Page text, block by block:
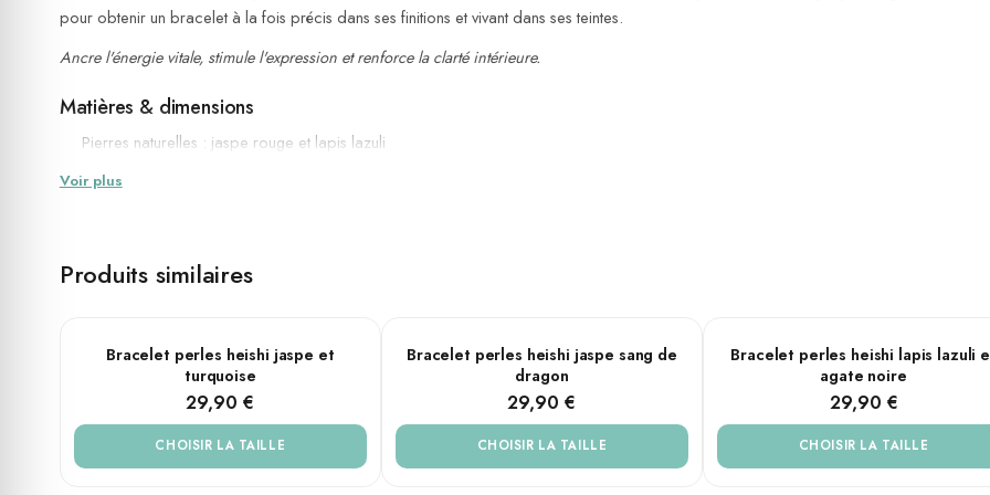
pour obtenir un bracelet à la fois précis dans ses finitions et vivant dans ses teintes.
Ancre l'énergie vitale, stimule l'expression et renforce la clarté intérieure.
Matières & dimensions
Pierres naturelles : jaspe rouge et lapis lazuli
Perles heishi rondes — diamètre 6 mm
Fait main
Propriétés & symbolique
jaspe rougeest une pierre de terre et de feu. Associé au chakra racine, il est reconnu pour son énergie stabilisatrice : il aide à
constante et à traverser les périodes d'effort avec endurance. Sa teinte rouge profond, striée de nuances ocre et brun, rappelle la
recentrer.
Voir plus
Produits similaires
PLUSIEURS TAILLES
Bracelet perles heishi jaspe et
turquoise
29,90 €
CHOISIR LA TAILLE
PLUSIEURS TAILLES
Bracelet perles heishi jaspe sang de
dragon
29,90 €
CHOISIR LA TAILLE
PLUSIEURS TAILLES
Bracelet perles heishi lapis lazuli
agate noire
29,90 €
CHOISIR LA TAILLE